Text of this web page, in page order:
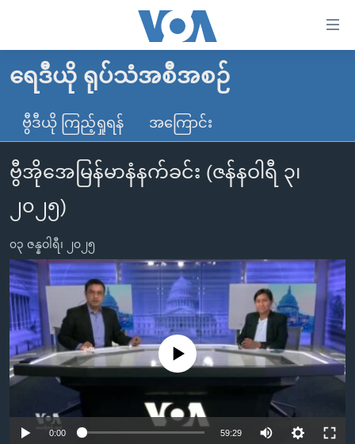
လွယ်ကူ
သည့်
Link
များ
ပင်မ
သို့
ကျော်
ကြည့်
ရန်
ပင်မ
အ
ညွန်း
မူလစာမျက်နှာ
မြန်မာ
ကမ္ဘာ့သတင်းများ
နိုင်ငံတကာ
အမေရိကန်
အစ္စရေး-ပါလက်စတိုင်း
ဗွီဒီယို
သတင်းလွတ်လပ်ခွင့်
ရပ်ဝန်းတခု လမ်းတခု အလွန်
အင်္ဂလိပ်စာလေ့လာမယ်
အမေရိကန်သုံးအီဒီယံ
မကြေးမုံရဲ့ အင်္ဂလိပ်စာ
ရုပ်ရှင်ထဲက အင်္ဂလိပ်စာ
သုတပဒေသာ အင်္ဂလိပ်စာ
အပတ်စဉ်ကဏ္ဍများ
ရေဒီယို
တီဗွီ
ရေဒီယိုနှင့်ရုပ်သံ အချက်အလက်များ
ရေဒီယို/တီဗွီအစီအစဉ်
Learning English
ဗွီအိုအေ လူမှုကွန်ယက်များ
ရေဒီယို ရုပ်သံအစီအစဉ်
ဗွီဒီယို ကြည့်ရှုရန် အကြောင်း
ဗွီအိုအေမြန်မာနံနက်ခင်း (ဇန်နဝါရီ ၃၊
၂၀၂၅)
၀၃ ဇန္နဝါရီ၊ ၂၀၂၅
No media source currently available
0:00 59:29